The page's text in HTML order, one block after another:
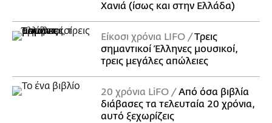
Χανιά (ίσως και στην Ελλάδα)
Είκοσι χρόνια LIFO
Tρεις
σημαντικοί Έλληνες μουσικοί,
τρεις μεγάλες απώλειες
20 χρόνια LiFO
Από όσα βιβλία
διάβασες τα τελευταία 20 χρόνια,
αυτό ξεχωρίζεις